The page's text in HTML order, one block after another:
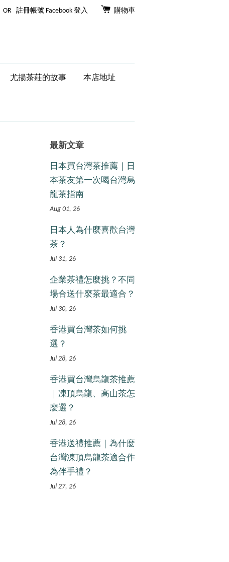
OR 註冊帳號 Facebook 登入 購物車
尤揚茶莊的故事 本店地址
最新文章
日本買台灣茶推薦｜日
本茶友第一次喝台灣烏
龍茶指南
Aug 01, 26
日本人為什麼喜歡台灣
茶？
Jul 31, 26
企業茶禮怎麼挑？不同
場合送什麼茶最適合？
Jul 30, 26
香港買台灣茶如何挑
選？
Jul 28, 26
香港買台灣烏龍茶推薦
｜凍頂烏龍、高山茶怎
麼選？
Jul 28, 26
香港送禮推薦｜為什麼
台灣凍頂烏龍茶適合作
為伴手禮？
Jul 27, 26